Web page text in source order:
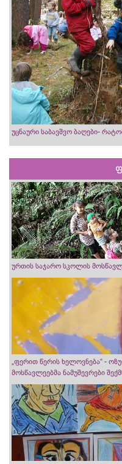
უცნაური საბავშვო ბაღები-
ურთის საჯარო სკოლის
„ფერით წერის ხელოვნება“ -
მოსწავლეებმა ნამუშევრები